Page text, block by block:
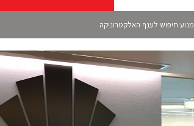
מנוע חיפוש לענף האלקטרוניקה